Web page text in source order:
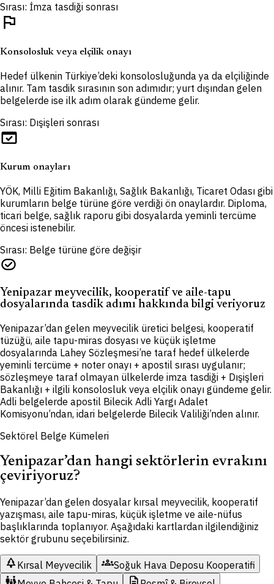
Sırası: İmza tasdiği sonrası
flag
Konsolosluk veya elçilik onayı
Hedef ülkenin Türkiye’deki konsolosluğunda ya da elçiliğinde
alınır. Tam tasdik sırasının son adımıdır; yurt dışından gelen
belgelerde ise ilk adım olarak gündeme gelir.
Sırası: Dışişleri sonrası
domain_verification
Kurum onayları
YÖK, Milli Eğitim Bakanlığı, Sağlık Bakanlığı, Ticaret Odası gibi
kurumların belge türüne göre verdiği ön onaylardır. Diploma,
ticari belge, sağlık raporu gibi dosyalarda yeminli tercüme
öncesi istenebilir.
Sırası: Belge türüne göre değişir
task_alt
Yenipazar meyvecilik, kooperatif ve aile-tapu
dosyalarında tasdik adımı hakkında bilgi veriyoruz
Yenipazar’dan gelen meyvecilik üretici belgesi, kooperatif
tüzüğü, aile tapu-miras dosyası ve küçük işletme
dosyalarında Lahey Sözleşmesi’ne taraf hedef ülkelerde
yeminli tercüme + noter onayı + apostil sırası uygulanır;
sözleşmeye taraf olmayan ülkelerde imza tasdiği + Dışişleri
Bakanlığı + ilgili konsolosluk veya elçilik onayı gündeme gelir.
Adli belgelerde apostil Bilecik Adli Yargı Adalet
Komisyonu’ndan, idari belgelerde Bilecik Valiliği’nden alınır.
Sektörel Belge Kümeleri
Yenipazar’dan hangi sektörlerin evrakını
çeviriyoruz?
Yenipazar’dan gelen dosyalar kırsal meyvecilik, kooperatif
yazışması, aile tapu-miras, küçük işletme ve aile-nüfus
başlıklarında toplanıyor. Aşağıdaki kartlardan ilgilendiğiniz
sektör grubunu seçebilirsiniz.
parkKırsal Meyvecilik groupsSoğuk Hava Deposu Kooperatifi
family_restroom description